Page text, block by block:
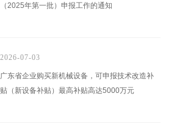
（2025年第一批）申报工作的通知
2026-07-03
广东省企业购买新机械设备，可申报技术改造补
贴（新设备补贴）最高补贴高达5000万元